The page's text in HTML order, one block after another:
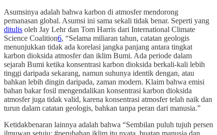
Asumsinya adalah bahwa karbon di atmosfer mendorong
pemanasan global. Asumsi ini sama sekali tidak benar. Seperti yang
ditulis oleh Jay Lehr dan Tom Harris dari International Climate
Science Coalition6, “Selama miliaran tahun, catatan geologis
menunjukkan tidak ada korelasi jangka panjang antara tingkat
karbon dioksida atmosfer dan iklim Bumi. Ada periode dalam
sejarah Bumi ketika konsentrasi karbon dioksida berkali-kali lebih
tinggi daripada sekarang, namun suhunya identik dengan, atau
bahkan lebih dingin daripada, zaman modern. Klaim bahwa emisi
bahan bakar fosil mengendalikan konsentrasi karbon dioksida
atmosfer juga tidak valid, karena konsentrasi atmosfer telah naik dan
turun dalam catatan geologis, bahkan tanpa peran dari manusia.”
Ketidakbenaran lainnya adalah bahwa “Sembilan puluh tujuh persen
ilmuwan setuju: #perubahan iklim itu nyata, buatan manusia dan